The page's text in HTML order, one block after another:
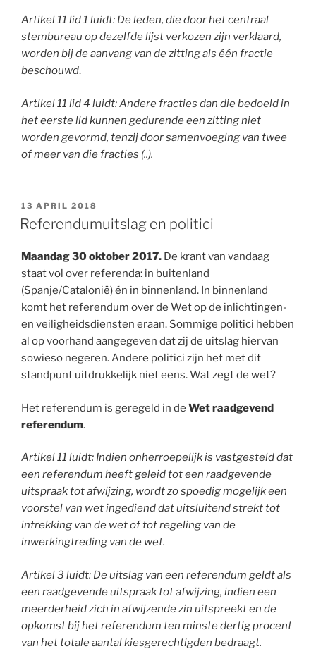
Artikel 11 lid 1 luidt: De leden, die door het centraal
stembureau op dezelfde lijst verkozen zijn verklaard,
worden bij de aanvang van de zitting als één fractie
beschouwd.
Artikel 11 lid 4 luidt: Andere fracties dan die bedoeld in
het eerste lid kunnen gedurende een zitting niet
worden gevormd, tenzij door samenvoeging van twee
of meer van die fracties (..).
GEPLAATST
OP
13 APRIL 2018
Referendumuitslag en politici
Maandag 30 oktober 2017. De krant van vandaag
staat vol over referenda: in buitenland
(Spanje/Catalonië) én in binnenland. In binnenland
komt het referendum over de Wet op de inlichtingen-
en veiligheidsdiensten eraan. Sommige politici hebben
al op voorhand aangegeven dat zij de uitslag hiervan
sowieso negeren. Andere politici zijn het met dit
standpunt uitdrukkelijk niet eens. Wat zegt de wet?
Het referendum is geregeld in de Wet raadgevend
referendum.
Artikel 11 luidt: Indien onherroepelijk is vastgesteld dat
een referendum heeft geleid tot een raadgevende
uitspraak tot afwijzing, wordt zo spoedig mogelijk een
voorstel van wet ingediend dat uitsluitend strekt tot
intrekking van de wet of tot regeling van de
inwerkingtreding van de wet.
Artikel 3 luidt: De uitslag van een referendum geldt als
een raadgevende uitspraak tot afwijzing, indien een
meerderheid zich in afwijzende zin uitspreekt en de
opkomst bij het referendum ten minste dertig procent
van het totale aantal kiesgerechtigden bedraagt.